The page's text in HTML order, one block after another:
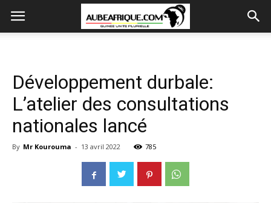
Développement durbale:
L’atelier des consultations
nationales lancé
By Mr Kourouma - 13 avril 2022 785